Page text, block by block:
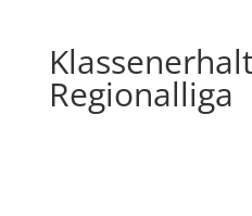
Regionalliga